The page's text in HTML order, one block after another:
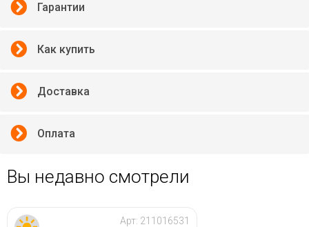
Гарантии
Как купить
Доставка
Оплата
Вы недавно смотрели
Арт: 211016531